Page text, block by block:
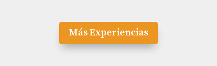
Más Experiencias